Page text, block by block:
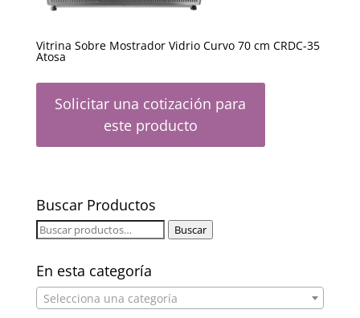
Vitrina Sobre Mostrador Vidrio Curvo 70 cm CRDC-35
Atosa
Solicitar una cotización para
este producto
Buscar Productos
Buscar
Buscar
En esta categoría
Selecciona una categoría